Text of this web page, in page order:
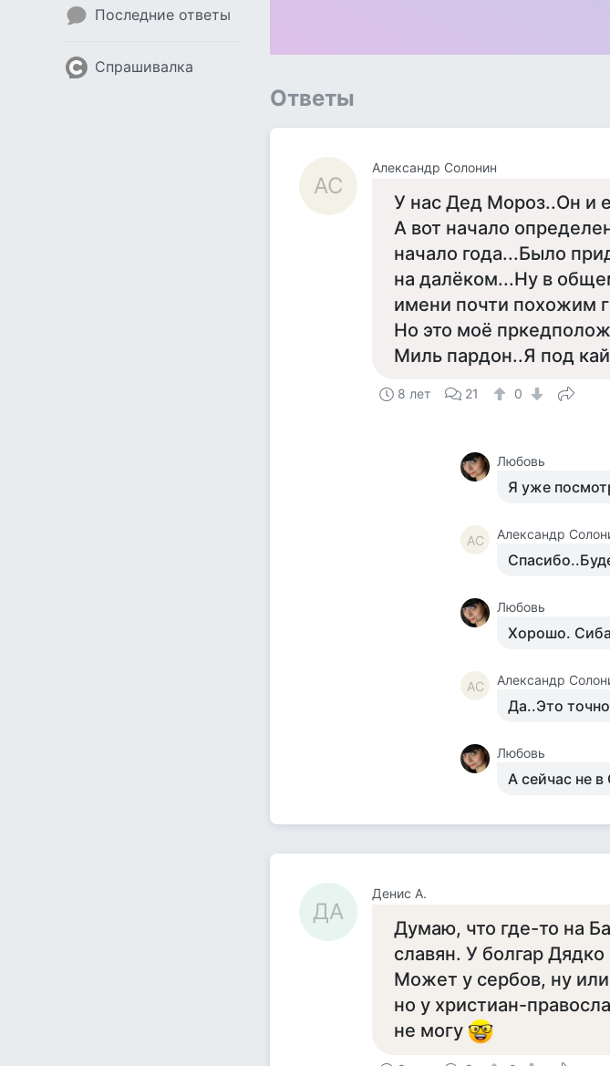
Последние ответы
Спрашивалка
Ответы
АС
Александр Солонин
У нас Дед Мороз..Он и
А вот начало
начало года...Было
на далёком...Ну в
имени почти похожим
Но это моё
Миль пардон..Я под
8 лет 21 0
Любовь
Я уже
АС Александр
Любовь
Хорошо.
АС Александр
Да..Это
Любовь
А сейчас не в
ДА
Денис А.
Думаю, что где-то на
славян. У болгар
Может у сербов, ну
но у христиан-
не могу